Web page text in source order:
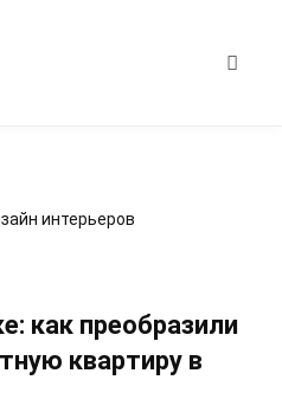
интерьеров
как преобразили
квартиру в